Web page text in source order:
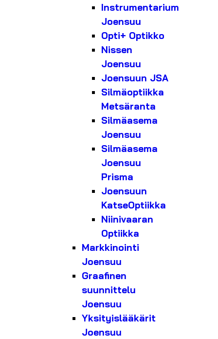
Instrumentarium
Joensuu
Opti+ Optikko
Nissen
Joensuu
Joensuun JSA
Silmäoptiikka
Metsäranta
Silmäasema
Joensuu
Silmäasema
Joensuu
Prisma
Joensuun
KatseOptiikka
Niinivaaran
Optiikka
Markkinointi
Joensuu
Graafinen
suunnittelu
Joensuu
Yksityislääkärit
Joensuu